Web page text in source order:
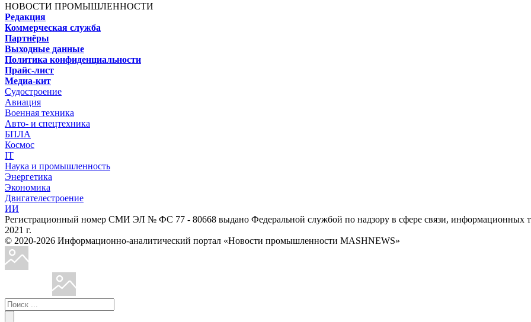
НОВОСТИ ПРОМЫШЛЕННОСТИ
Редакция
Коммерческая служба
Партнёры
Выходные данные
Политика конфиденциальности
Прайс-лист
Медиа-кит
Судостроение
Авиация
Военная техника
Авто- и спецтехника
БПЛА
Космос
IT
Наука и промышленность
Энергетика
Экономика
Двигателестроение
ИИ
Регистрационный номер СМИ ЭЛ № ФС 77 - 80668 выдано Федеральной службой по надзору в сфере связи, информационных
2021 г.
© 2020-2026 Информационно-аналитический портал «Новости промышленности MASHNEWS»